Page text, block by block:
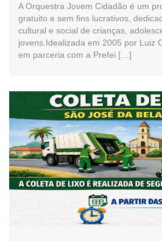
A Orquestra Jovem Cidadão é um
gratuito e sem fins lucrativos,
cultural e social de crianças,
jovens.Idealizada em 2005 por Luiz
em parceria com a Prefei […]